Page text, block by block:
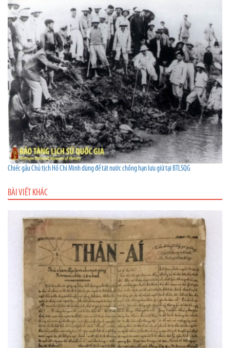
Chiếc gầu Chủ tịch Hồ Chí Minh dùng để tát nước chống hạn lưu giữ tại BTLSQG
BÀI VIẾT KHÁC